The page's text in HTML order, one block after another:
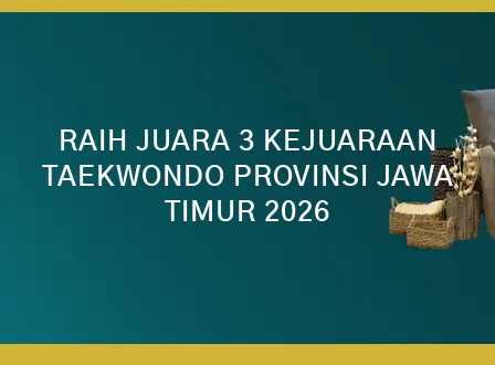
RAIH JUARA 3 KEJUARAAN
TAEKWONDO PROVINSI JAWA
TIMUR 2026